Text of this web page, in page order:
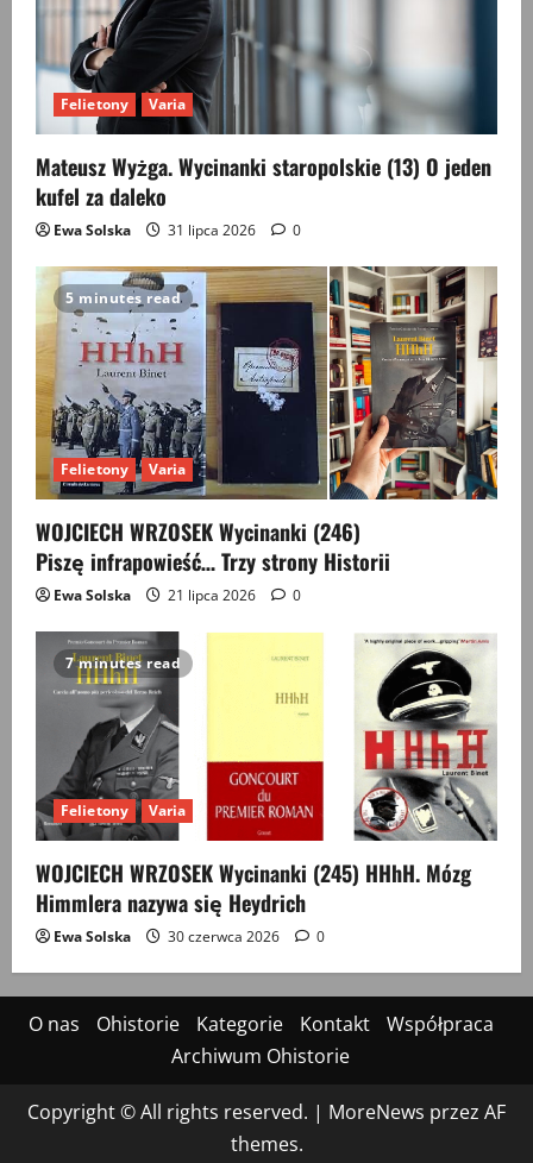
Felietony Varia
Mateusz Wyżga. Wycinanki staropolskie (13) O jeden
kufel za daleko
Ewa Solska 31 lipca 2026 0
5 minutes read
Felietony Varia
WOJCIECH WRZOSEK Wycinanki (246)
Piszę infrapowieść… Trzy strony Historii
Ewa Solska 21 lipca 2026 0
7 minutes read
Felietony Varia
WOJCIECH WRZOSEK Wycinanki (245) HHhH. Mózg
Himmlera nazywa się Heydrich
Ewa Solska 30 czerwca 2026 0
O nas Ohistorie Kategorie Kontakt
Współpraca
Archiwum Ohistorie
Copyright © All rights reserved. | MoreNews przez AF
themes.